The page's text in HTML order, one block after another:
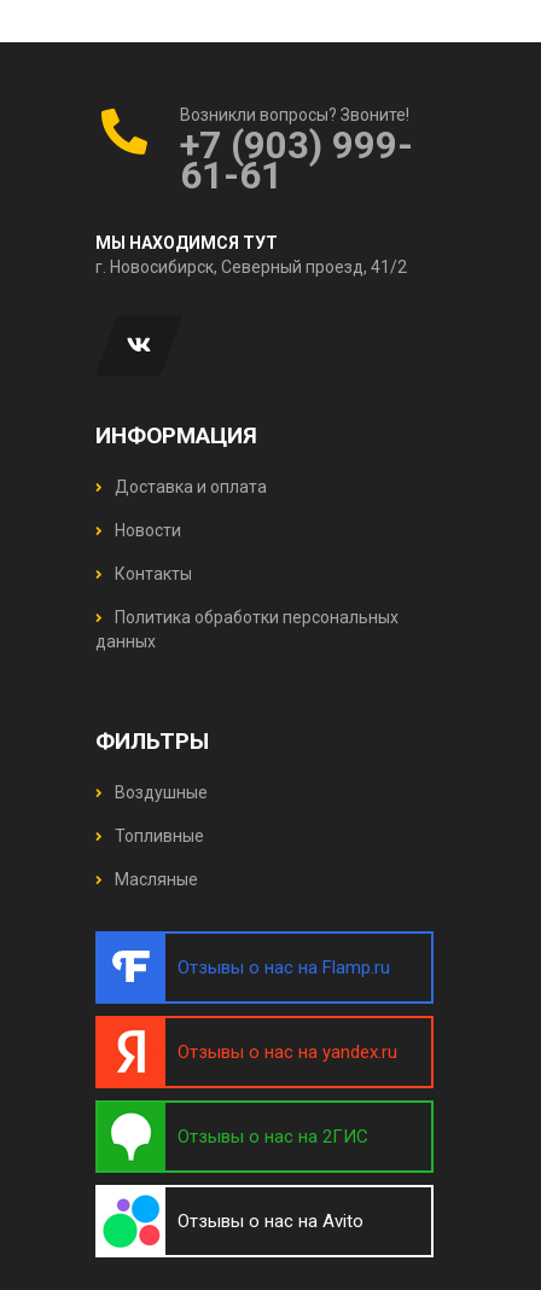
Возникли вопросы? Звоните!
+7 (903) 999-
61-61
МЫ НАХОДИМСЯ ТУТ
г. Новосибирск, Северный проезд, 41/2
ИНФОРМАЦИЯ
Доставка и оплата
Новости
Контакты
Политика обработки персональных
данных
ФИЛЬТРЫ
Воздушные
Топливные
Масляные
Отзывы о нас на Flamp.ru
Отзывы о нас на yandex.ru
Отзывы о нас на 2ГИС
Отзывы о нас на Avito